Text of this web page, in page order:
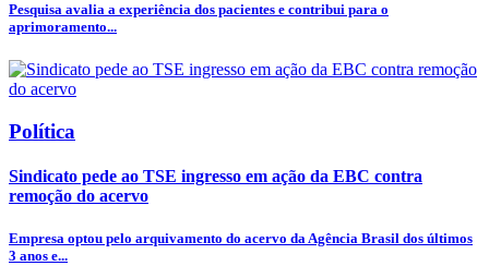
Pesquisa avalia a experiência dos pacientes e contribui para o
aprimoramento...
Política
Sindicato pede ao TSE ingresso em ação da EBC contra
remoção do acervo
Empresa optou pelo arquivamento do acervo da Agência Brasil dos últimos
3 anos e...